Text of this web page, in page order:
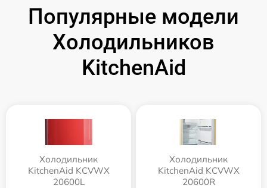
Популярные модели
Холодильников
KitchenAid
Холодильник
KitchenAid KCVWX
20600L
Холодильник
KitchenAid KCVWX
20600R